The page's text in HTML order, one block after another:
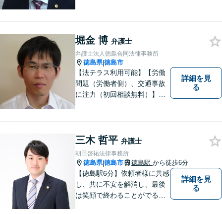
堀金 博 弁護士
弁護士法人徳島合同法律事務所
徳島県|徳島市
【法テラス利用可能】【労働
問題（労働者側）、交通事故
に注力（初回相談無料）】市
務整理など）を中心に、社会
的事件にも対応いたします。
お気軽にご相談ください。
詳細を見
る
三木 哲平 弁護士
朝田啓祐法律事務所
徳島県|徳島市 徳島駅 から徒歩6分
【徳島駅6分】依頼者様に共感
し、共に不安を解消し、最後
は笑顔で終わることがでるよ
詳細を見
る